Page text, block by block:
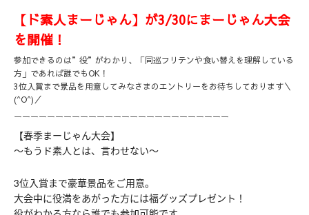
【ド素人まーじゃん】が3/30にまーじゃん大会
を開催！
参加できるのは”役”がわかり、「同巡フリテンや食い替えを理解している
方」であれば誰でもOK！
3位入賞まで景品を用意してみなさまのエントリーをお待ちしております＼
(^O^)／
ーーーーーーーーーーーーーーーーーーーーーーーーーー
【春季まーじゃん大会】
～もうド素人とは、言わせない～
3位入賞まで豪華景品をご用意。
大会中に役満をあがった方には福グッズプレゼント！